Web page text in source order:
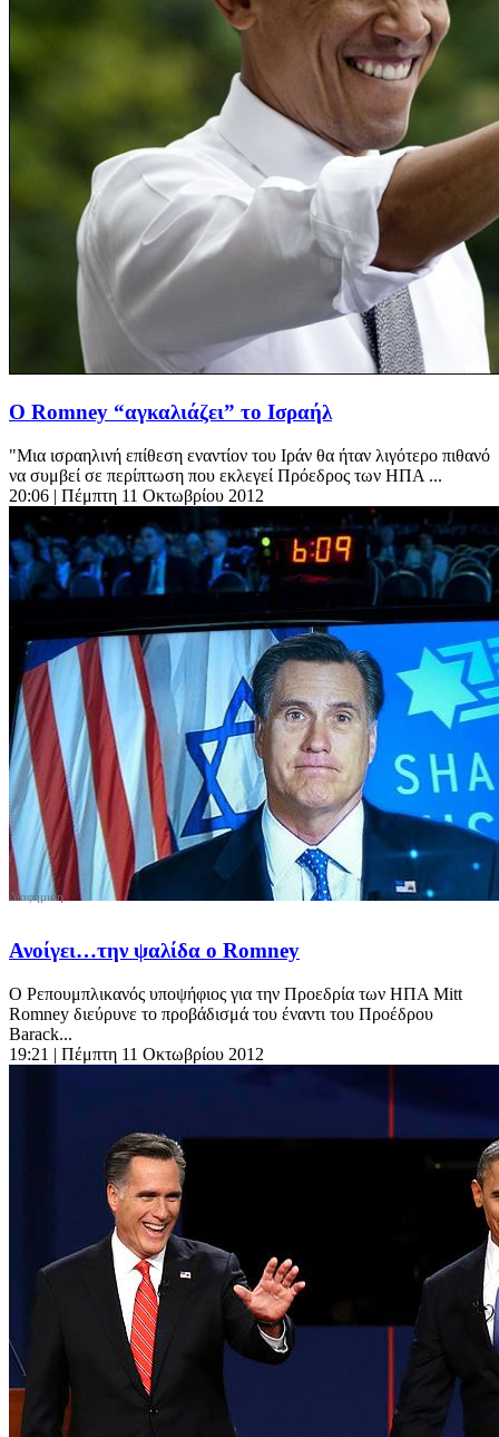
Ο Romney “αγκαλιάζει” το Ισραήλ
"Μια ισραηλινή επίθεση εναντίον του Ιράν θα ήταν λιγότερο πιθανό
να συμβεί σε περίπτωση που εκλεγεί Πρόεδρος των ΗΠΑ ...
20:06 | Πέμπτη 11 Οκτωβρίου 2012
Ανοίγει…την ψαλίδα ο Romney
Ο Ρεπουμπλικανός υποψήφιος για την Προεδρία των ΗΠΑ Mitt
Romney διεύρυνε το προβάδισμά του έναντι του Προέδρου
Barack...
19:21 | Πέμπτη 11 Οκτωβρίου 2012